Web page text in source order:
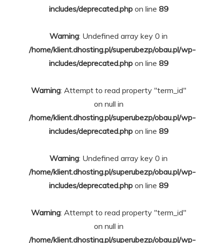
includes/deprecated.phpon line 89
Warning: Undefined array key 0 in
/home/klient.dhosting.pl/superubezp/obau.pl/wp-
includes/deprecated.phpon line 89
Warning: Attempt to read property "term_id"
on null in
/home/klient.dhosting.pl/superubezp/obau.pl/wp-
includes/deprecated.phpon line 89
Warning: Undefined array key 0 in
/home/klient.dhosting.pl/superubezp/obau.pl/wp-
includes/deprecated.phpon line 89
Warning: Attempt to read property "term_id"
on null in
/home/klient.dhosting.pl/superubezp/obau.pl/wp-